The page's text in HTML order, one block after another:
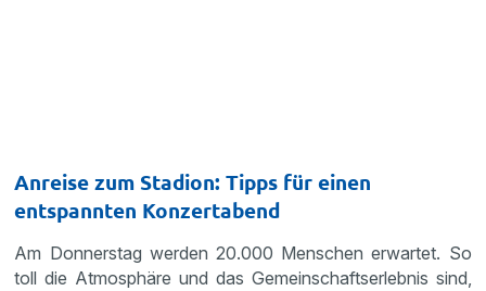
Anreise zum Stadion: Tipps für einen
entspannten Konzertabend
Am Donnerstag werden 20.000 Menschen erwartet. So
toll die Atmosphäre und das Gemeinschaftserlebnis sind,